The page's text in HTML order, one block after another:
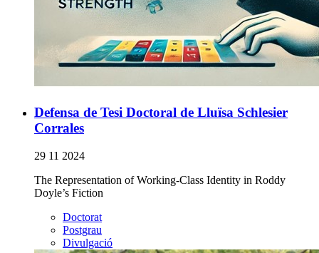
Defensa de Tesi Doctoral de Lluïsa Schlesier
Corrales
29 11 2024
The Representation of Working-Class Identity in Roddy
Doyle’s Fiction
Doctorat
Postgrau
Divulgació